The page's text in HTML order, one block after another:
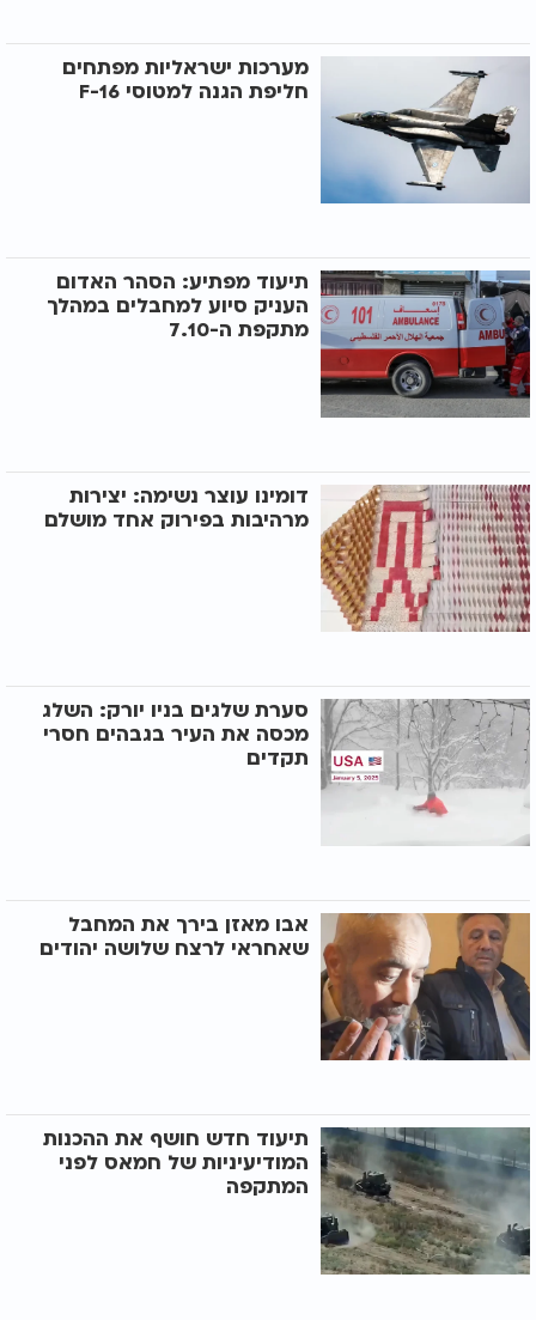
מערכות ישראליות מפתחים
חליפת הגנה למטוסי F-16
תיעוד מפתיע: הסהר האדום
העניק סיוע למחבלים במהלך
מתקפת ה-7.10
דומינו עוצר נשימה: יצירות
מרהיבות בפירוק אחד מושלם
סערת שלגים בניו יורק: השלג
מכסה את העיר בגבהים חסרי
תקדים
אבו מאזן בירך את המחבל
שאחראי לרצח שלושה יהודים
תיעוד חדש חושף את ההכנות
המודיעיניות של חמאס לפני
המתקפה